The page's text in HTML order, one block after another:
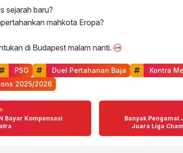
sejarah baru?
mahkota Eropa?
di Budapest malam nanti.
PSG Duel Pertahanan Baja
Kontra
2025/2026
Bayar Kompensasi
Banyak Pengamat
Juara Liga